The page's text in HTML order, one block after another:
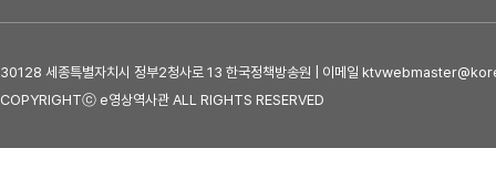
30128 세종특별자치시 정부2청사로 13 한국정책방송원 | 이메일
COPYRIGHTⓒ e영상역사관 ALL RIGHTS RESERVED